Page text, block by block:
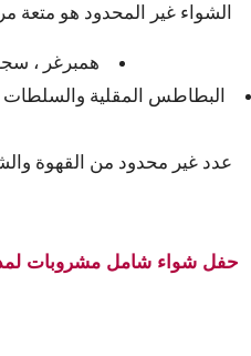
الشواء غير المحدود هو متعة
همبرغر ،
البطاطس المقلية
عدد غير محدود من القهوة